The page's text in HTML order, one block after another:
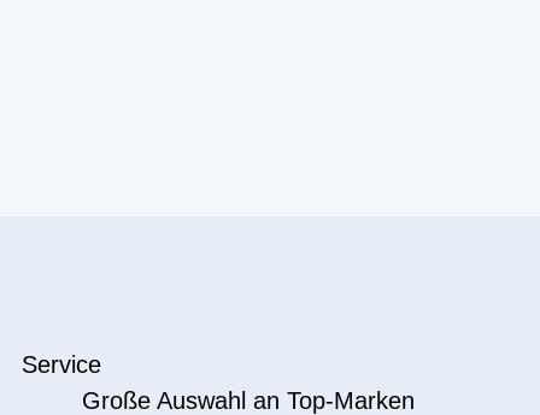
Service
Große Auswahl an Top-Marken